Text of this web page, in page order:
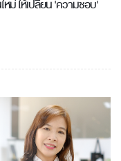
ม่ ให้เปลี่ยน 'ความชอบ'